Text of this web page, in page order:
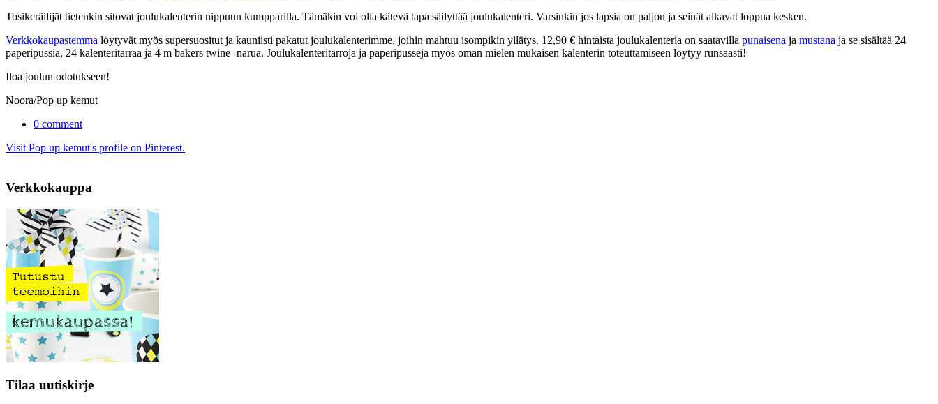
Tosikeräilijät tietenkin sitovat joulukalenterin nippuun kumpparilla. Tämäkin voi olla kätevä tapa säilyttää joulukalenteri. Varsinkin jos lapsia on paljon ja seinät alkavat loppua kesken.
Verkkokaupastemma löytyvät myös supersuositut ja kauniisti pakatut joulukalenterimme, joihin mahtuu isompikin yllätys. 12,90 € hintaista joulukalenteria on saatavilla punaisena ja mustana ja se sisältää 24
paperipussia, 24 kalenteritarraa ja 4 m bakers twine -narua. Joulukalenteritarroja ja paperipusseja myös oman mielen mukaisen kalenterin toteuttamiseen löytyy runsaasti!
Iloa joulun odotukseen!
Noora/Pop up kemut
0 comment
Visit Pop up kemut's profile on Pinterest.
Verkkokauppa
Tilaa uutiskirje